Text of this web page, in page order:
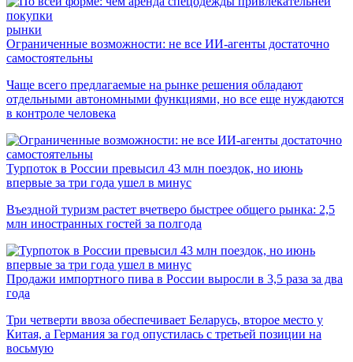
рынки
Ограниченные возможности: не все ИИ-агенты достаточно
самостоятельны
Чаще всего предлагаемые на рынке решения обладают
отдельными автономными функциями, но все еще нуждаются
в контроле человека
Турпоток в России превысил 43 млн поездок, но июнь
впервые за три года ушел в минус
Въездной туризм растет вчетверо быстрее общего рынка: 2,5
млн иностранных гостей за полгода
Продажи импортного пива в России выросли в 3,5 раза за два
года
Три четверти ввоза обеспечивает Беларусь, второе место у
Китая, а Германия за год опустилась с третьей позиции на
восьмую